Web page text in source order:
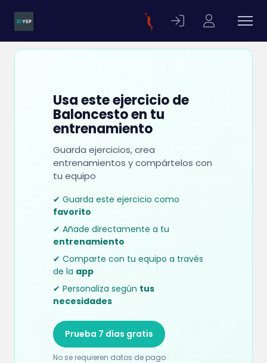
Usa este ejercicio de
Baloncesto en tu
entrenamiento
Guarda ejercicios, crea
entrenamientos y compártelos con
tu equipo
✔ Guarda este ejercicio como
favorito
✔ Añade directamente a tu
entrenamiento
✔ Comparte con tu equipo a través
de la app
✔ Personaliza según tus
necesidades
Prueba 7 días gratis
No se requieren datos de pago